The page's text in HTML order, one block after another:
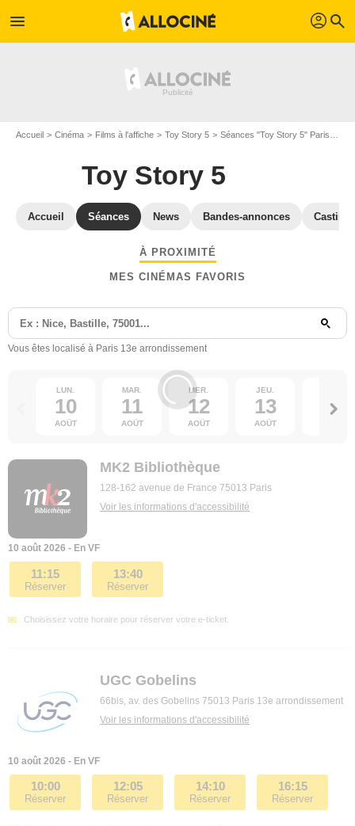
menu profil search
Accueil Cinéma Films à l'affiche Toy Story 5 Séances "Toy Story 5" Paris
Toy Story 5
Accueil Séances News Bandes-annonces Casting
À PROXIMITÉ
MES CINÉMAS FAVORIS
Vous êtes localisé à Paris 13e arrondissement
LUN.
10
AOÛT
MAR.
11
AOÛT
MER.
12
AOÛT
JEU.
13
AOÛT
14
MK2 Bibliothèque
128-162 avenue de France 75013 Paris
Voir les informations d'accessibilité
10 août 2026 - En VF
11:15
Réserver
13:40
Réserver
Choisissez votre horaire pour réserver votre e-ticket.
UGC Gobelins
66bis, av. des Gobelins 75013 Paris 13e arrondissement
Voir les informations d'accessibilité
10 août 2026 - En VF
10:00
Réserver
12:05
Réserver
14:10
Réserver
16:15
Réserver